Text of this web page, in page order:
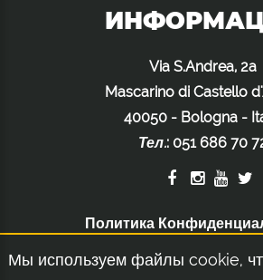
Via S.Andrea, 2a
Mascarino di Castello
40050 - Bologna -
Тел.: 051 686 70
Политика
Политика Использования
Правовое
Мы используем файлы cookie,